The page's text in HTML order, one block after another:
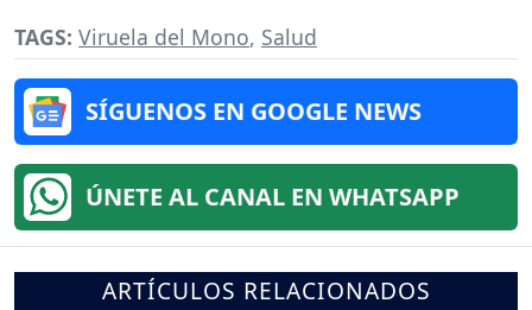
TAGS: Viruela del Mono, Salud
SÍGUENOS EN GOOGLE NEWS
ÚNETE AL CANAL EN WHATSAPP
ARTÍCULOS RELACIONADOS